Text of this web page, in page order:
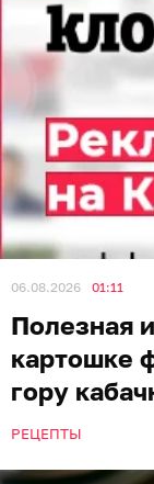
06.08.2026 01:11
Полезная
картошке
гору
РЕЦЕПТЫ